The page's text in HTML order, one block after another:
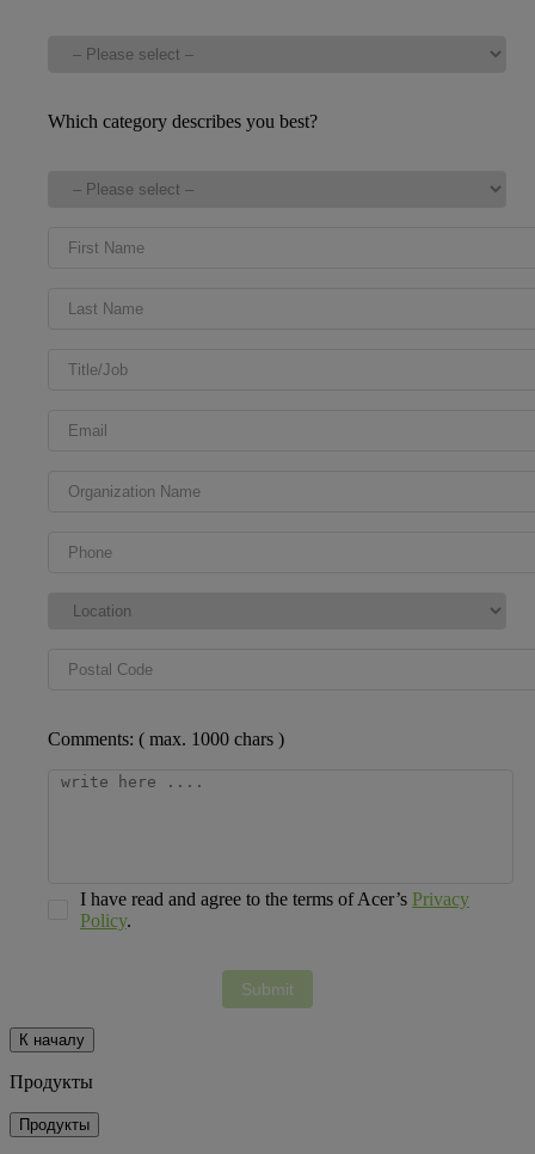
Which category describes you best?
Comments: ( max. 1000 chars )
I have read and agree to the terms of Acer’s Privacy
Policy.
К началу
Продукты
Продукты